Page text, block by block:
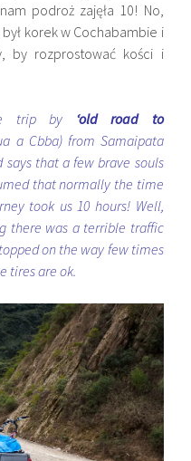
podroż zajęła 10! No,
korek w Cochabambie i
by rozprostować kości i
trip by ‘old road to
a Cbba) from Samaipata
says that a few brave souls
that normally the time
took us 10 hours! Well,
there was a terrible traffic
on the way few times
tires are ok.